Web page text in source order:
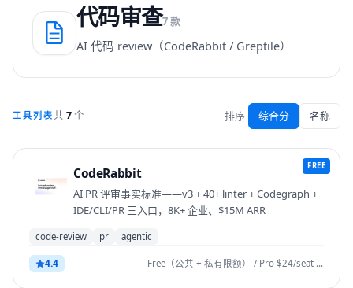
代码审查7 款
AI 代码 review（CodeRabbit / Greptile）
工具列表共 7个 排序 综合分 名称
FREE
CodeRabbit
AI PR 评审事实标准——v3 + 40+ linter + Codegraph +
IDE/CLI/PR 三入口，8K+ 企业、$15M ARR
code-review pr agentic
4.4 Free（公共 + 私有限额） / Pro $24/seat 年付 / $30 月付 / Enterprise 定制 / CLI usage add-on